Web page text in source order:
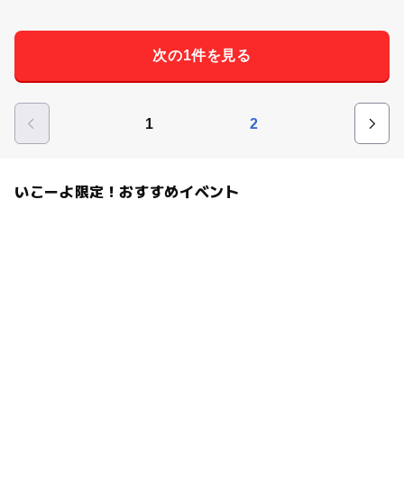
次の1件を見る
1 2
いこーよ限定！おすすめイベント